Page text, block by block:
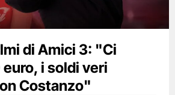
di Amici 3: "Ci
i soldi veri
Costanzo"